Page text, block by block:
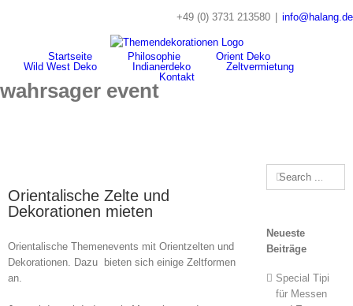
+49 (0) 3731 213580 info@halang.de
Startseite Philosophie
Orient Deko
Wild West Deko
Indianerdeko
Zeltvermietung
Kontakt
wahrsager event
Orientalische Zelte und
Dekorationen mieten
Orientalische Themenevents mit Orientzelten und
Dekorationen. Dazu bieten sich einige Zeltformen
an.
Search
for:
Neueste
Beiträge
Special Tipi
für Messen